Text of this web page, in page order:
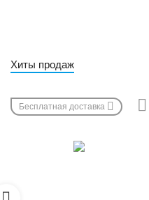
Хиты продаж
Бесплатная доставка